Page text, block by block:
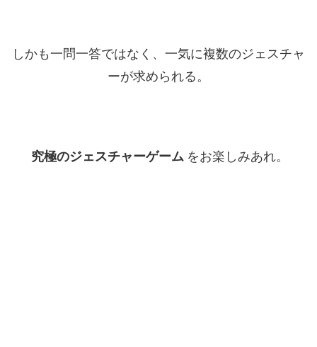
しかも一問一答ではなく、一気に複数のジェスチャ
ーが求められる。
究極のジェスチャーゲーム をお楽しみあれ。